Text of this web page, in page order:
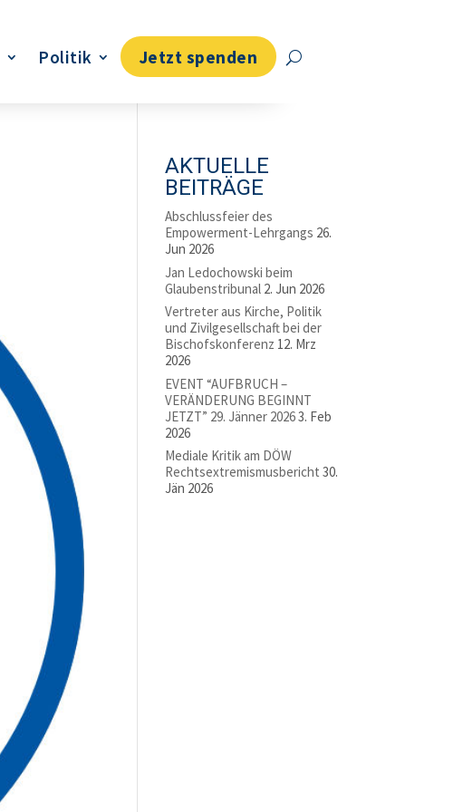
Politik Jetzt spenden
AKTUELLE
BEITRÄGE
Abschlussfeier des
Empowerment-Lehrgangs 26.
Jun 2026
Jan Ledochowski beim
Glaubenstribunal 2. Jun 2026
Vertreter aus Kirche, Politik
und Zivilgesellschaft bei der
Bischofskonferenz 12. Mrz
2026
EVENT “AUFBRUCH –
VERÄNDERUNG BEGINNT
JETZT” 29. Jänner 20263. Feb
2026
Mediale Kritik am DÖW
Rechtsextremismusbericht 30.
Jän 2026